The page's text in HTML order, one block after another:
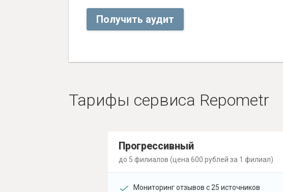
Получить аудит
Тарифы сервиса Repometr
Прогрессивный
до 5 филиалов (цена 600 рублей за 1 филиал)
Мониторинг отзывов с 25 источников